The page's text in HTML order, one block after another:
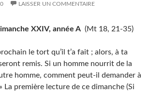
LAISSER UN COMMENTAIRE
XXIV, année A (Mt 18, 21-35)
le tort qu’il t’a fait ; alors, à ta
remis. Si un homme nourrit de la
homme, comment peut-il demander à
La première lecture de ce dimanche (Si